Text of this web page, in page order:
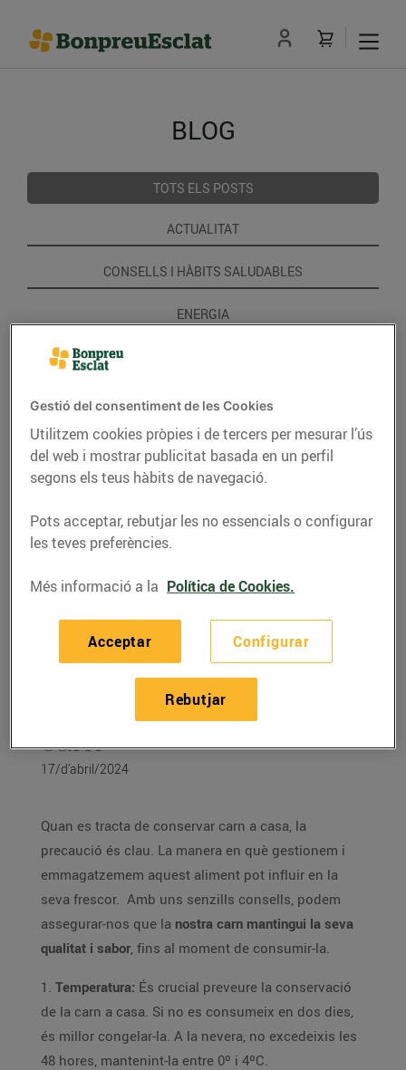
BLOG
TOTS ELS POSTS
ACTUALITAT
CONSELLS I HÀBITS SALUDABLES
ENERGIA
GASTRONOMIA I TRADICIONS
RECEPTES
CONSELLS I HÀBITS SALUDABLES
Aprèn a conservar la
carn
17/d’abril/2024
Quan es tracta de conservar carn a casa, la
precaució és clau. La manera en què gestionem i
emmagatzemem aquest aliment pot influir en la
seva frescor. Amb uns senzills consells, podem
assegurar-nos que la nostra carn mantingui la seva
qualitat i sabor, fins al moment de consumir-la.
1. Temperatura: És crucial preveure la conservació
de la carn a casa. Si no es consumeix en dos dies,
és millor congelar-la. A la nevera, no excedeixis les
48 hores, mantenint-la entre 0º i 4ºC.
Gestió del consentiment de les Cookies
Utilitzem cookies pròpies i de tercers per mesurar l’ús
del web i mostrar publicitat basada en un perfil
segons els teus hàbits de navegació.
Pots acceptar, rebutjar les no essencials o configurar
les teves preferències.
Més informació a la Política de Cookies.
Configurar
Rebutjar
Acceptar